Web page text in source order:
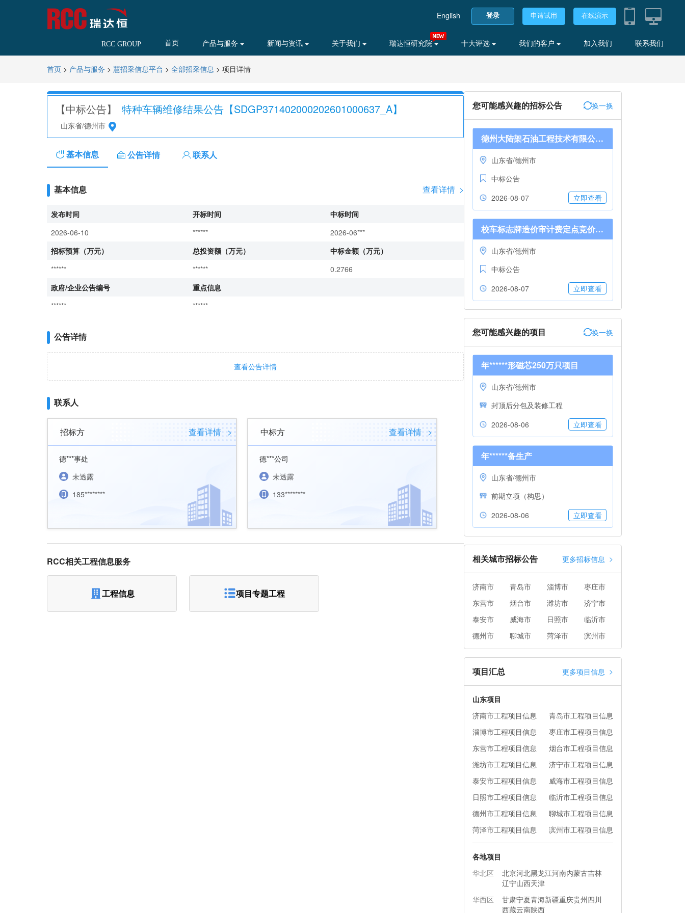
English 登录 申请试用 在线演示
RCC GROUP 首页 产品与服务 新闻与资讯 关于我们 瑞达恒研究院 十大评选 我们的客户 加入我们 联系我们
首页 > 产品与服务 > 慧招采信息平台 > 全部招采信息 > 项目详情
【中标公告】 特种车辆维修结果公告【SDGP371402000202601000637_A】
山东省/德州市
基本信息 公告详情 联系人
基本信息 查看详情 >
发布时间 开标时间
中标时间
2026-06-10
******
2026-06***
招标预算（万元）
总投资额（万元）
中标金额（万元）
******
******
0.2766
政府/企业公告编号
重点信息
******
******
公告详情
查看公告详情
联系人
招标方 查看详情 >
德***事处
未透露
185********
中标方 查看详情 >
德***公司
未透露
133********
RCC相关工程信息服务
工程信息 项目专题工程
您可能感兴趣的招标公告 换一换
德州大陆架石油工程技术有限公司2026年大陆架公司可溶球采购询比采购预成交公示*2026-08-0710:57:32
山东省/德州市
中标公告
2026-08-07
立即查看
校车标志牌造价审计费定点竞价成交公告*SCDZ-2026-1283509
山东省/德州市
中标公告
2026-08-07
立即查看
您可能感兴趣的项目 换一换
年******形磁芯250万只项目
山东省/德州市
封顶后分包及装修工程
2026-08-06
立即查看
年******备生产
山东省/德州市
前期立项（构思）
2026-08-06
立即查看
相关城市招标公告 更多招标信息 >
济南市 青岛市 淄博市
枣庄市
东营市
烟台市 潍坊市
济宁市
泰安市
威海市 日照市
临沂市
德州市
聊城市 菏泽市 滨州市
项目汇总 更多项目信息 >
山东项目
济南市工程项目信息
青岛市工程项目信息
淄博市工程项目信息
枣庄市工程项目信息
东营市工程项目信息
烟台市工程项目信息
潍坊市工程项目信息
济宁市工程项目信息
泰安市工程项目信息
威海市工程项目信息
日照市工程项目信息
临沂市工程项目信息
德州市工程项目信息
聊城市工程项目信息
菏泽市工程项目信息
滨州市工程项目信息
各地项目
华北区
北京河北黑龙江河南内蒙古吉林
辽宁山西天津
华西区
甘肃宁夏青海新疆重庆贵州四川
西藏云南陕西